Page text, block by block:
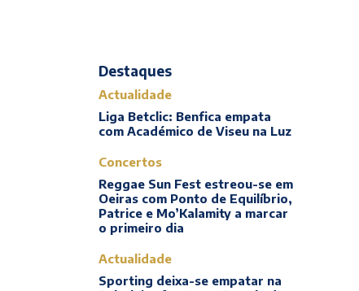
Destaques
Actualidade
Liga Betclic: Benfica empata
com Académico de Viseu na Luz
Concertos
Reggae Sun Fest estreou-se em
Oeiras com Ponto de Equilíbrio,
Patrice e Mo’Kalamity a marcar
o primeiro dia
Actualidade
Sporting deixa-se empatar na